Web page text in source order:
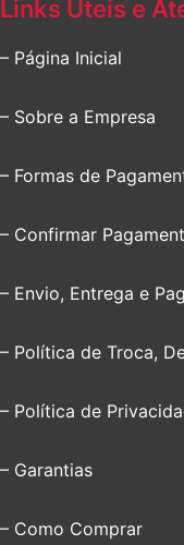
Links Úteis e
– Página Inicial
– Sobre a Empresa
– Formas de
– Confirmar
– Envio, Entrega e
– Política de Troca,
– Política de
– Garantias
– Como Comprar